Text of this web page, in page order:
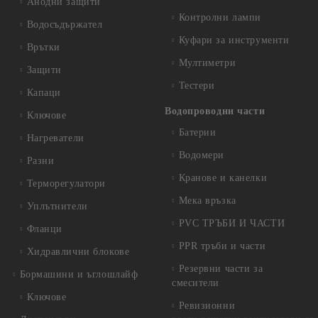
Водосъдържател
Врътки
Защити
Капаци
Ключове
Нагреватели
Разни
Терморегулатори
Уплътнители
Фланци
Хидравлични блокове
Бормашини и ъглошлайф
Ключове
Контролни лампи
Куфари за инструменти
Мултиметри
Тестери
Водопроводни части
Батерии
Водомери
Кранове и канелки
Мека връзка
PVC ТРЪБИ И ЧАСТИ
PPR тръби и части
Резервни части за
смесители
Ревизионни